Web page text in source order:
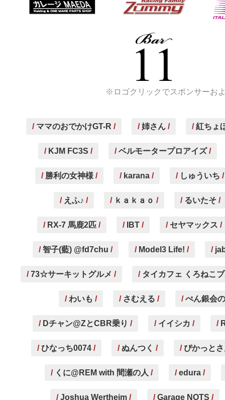
※ロゴクリックでスポンサーお
ママのおでかけGT-R 姉さん 紅ちょ
KJM FC3S ベルモータープロアイズ
勝利の女神様 karana しゅういち
えふ♪ ｋａｋａｏ るいたそ
RX-7 馬鹿2匹 IBT セヤマックス
智子(藍) @fd7chu Model3 Life!
73☆サーキットグルメ タイカフェ くろねこ
わいも さむえる ぺん銀会
Dチャン@ZとCBR乗り イイシカ
ひなっち0074 ぬんつく ぴかっと
くに@REM with 間瀬の人 edura
Joshua Wertheim Garage NOTS